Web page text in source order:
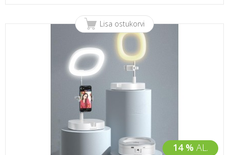
14 % AL.
Lisa ostukorvi